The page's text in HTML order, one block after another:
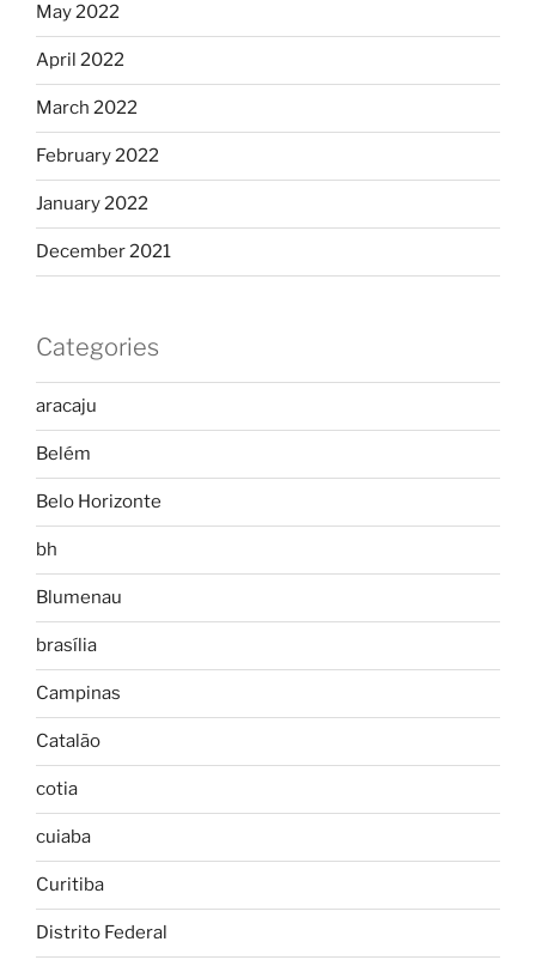
May 2022
April 2022
March 2022
February 2022
January 2022
December 2021
Categories
aracaju
Belém
Belo Horizonte
bh
Blumenau
brasília
Campinas
Catalão
cotia
cuiaba
Curitiba
Distrito Federal